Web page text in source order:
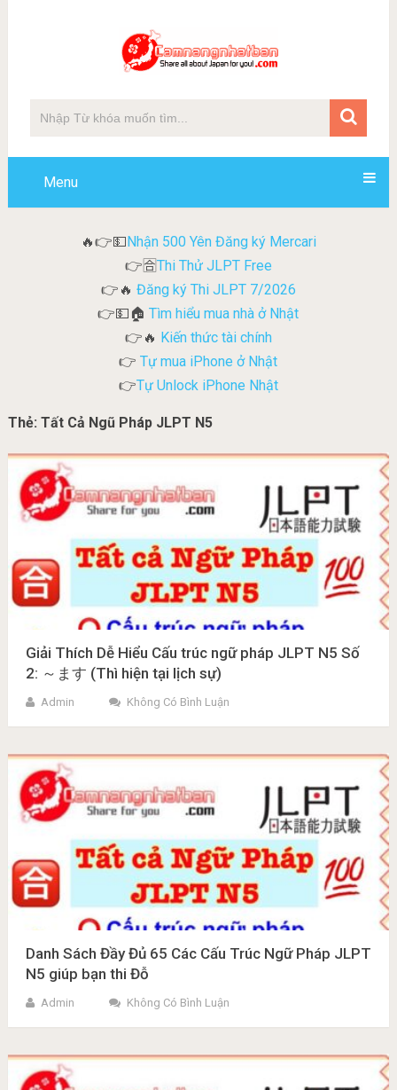
Menu
🔥👉💵Nhận 500 Yên Đăng ký Mercari
👉🈴Thi Thử JLPT Free
👉🔥 Đăng ký Thi JLPT 7/2026
👉💵🏠Tìm hiểu mua nhà ở Nhật
👉🔥 Kiến thức tài chính
👉 Tự mua iPhone ở Nhật
👉Tự Unlock iPhone Nhật
Thẻ: Tất Cả Ngũ Pháp JLPT N5
Giải Thích Dễ Hiểu Cấu trúc ngữ pháp JLPT N5 Số
2: ～ます (Thì hiện tại lịch sự)
Admin Không Có Bình Luận
Danh Sách Đầy Đủ 65 Các Cấu Trúc Ngữ Pháp JLPT
N5 giúp bạn thi Đỗ
Admin Không Có Bình Luận